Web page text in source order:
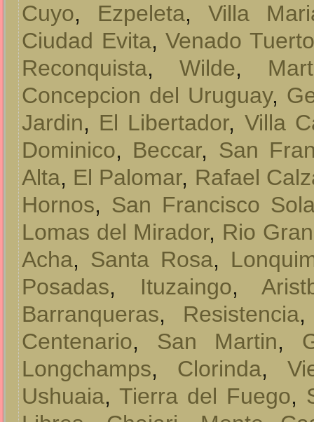
Cuyo, Ezpeleta,Villa
Ciudad Evita, Venado Tuerto
Reconquista, Wilde,
Concepcion del Uruguay,
Jardin, El Libertador, Villa
Dominico, Beccar, San
Alta, El Palomar, Rafael
Hornos, San Francisco
Lomas del Mirador, Rio
Acha, Santa Rosa,
Posadas, Ituzaingo,
Barranqueras, Resistencia
Centenario, San Martin,
Longchamps, Clorinda,
Ushuaia, Tierra del Fuego,